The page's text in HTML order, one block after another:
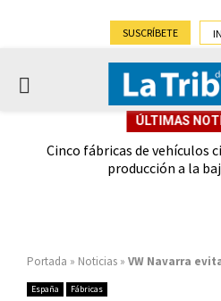
SUSCRÍBETE
PRIMARY
ÚLTIMAS
Cinco fábricas de vehículos
producción a la
Portada » Noticias » VW Navarra
España Fábricas